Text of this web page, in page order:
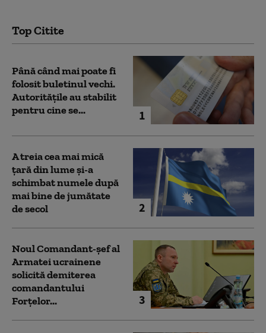
Top Citite
1
Până când mai poate fi
folosit buletinul vechi.
Autoritățile au stabilit
pentru cine se...
2
A treia cea mai mică
țară din lume și-a
schimbat numele după
mai bine de jumătate
de secol
3
Noul Comandant-șef al
Armatei ucrainene
solicită demiterea
comandantului
Forțelor...